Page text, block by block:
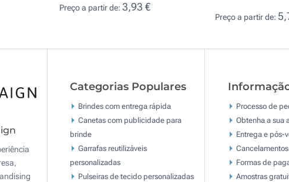
Preço a partir de: 3,93 €
Preço a partir de:
Categorias Populares
Brindes com entrega rápida
Canetas com publicidade para
brinde
Garrafas reutilizáveis
personalizadas
Pulseiras de tecido personalizadas
Processo de
Obtenha a sua
Entrega e pós-
Formas de
Amostras